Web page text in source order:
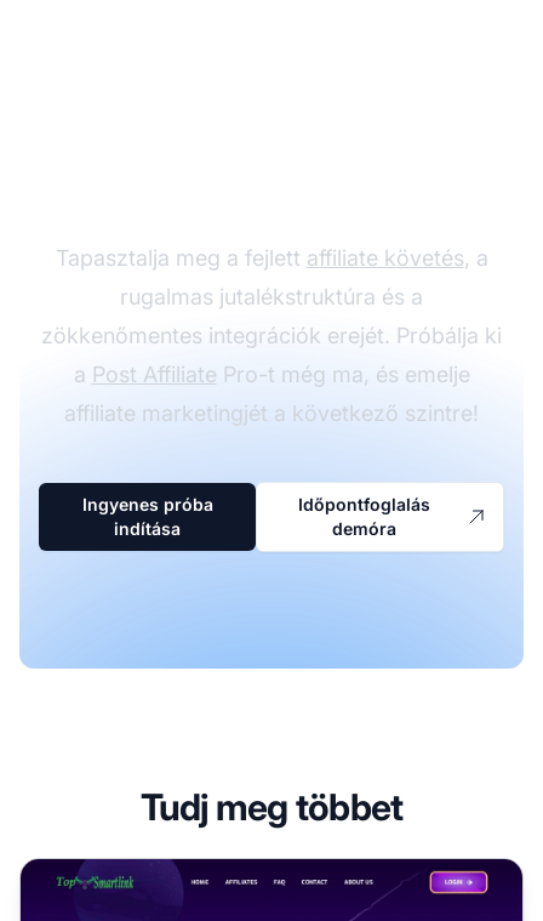
Tapasztalja meg a fejlett affiliate követés, a
rugalmas jutalékstruktúra és a
zökkenőmentes integrációk erejét. Próbálja ki
a Post Affiliate Pro-t még ma, és emelje
affiliate marketingjét a következő szintre!
Ingyenes próba
indítása
Időpontfoglalás
demóra
Tudj meg többet
TopSmartlink Partnerprogram